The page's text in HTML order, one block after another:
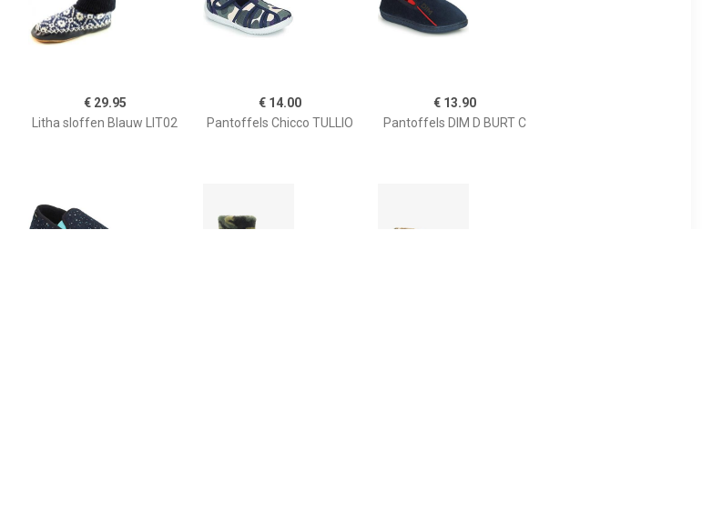
€ 29.95
Litha sloffen Blauw LIT02
€ 14.00
Pantoffels Chicco TULLIO
€ 13.90
Pantoffels DIM D BURT C